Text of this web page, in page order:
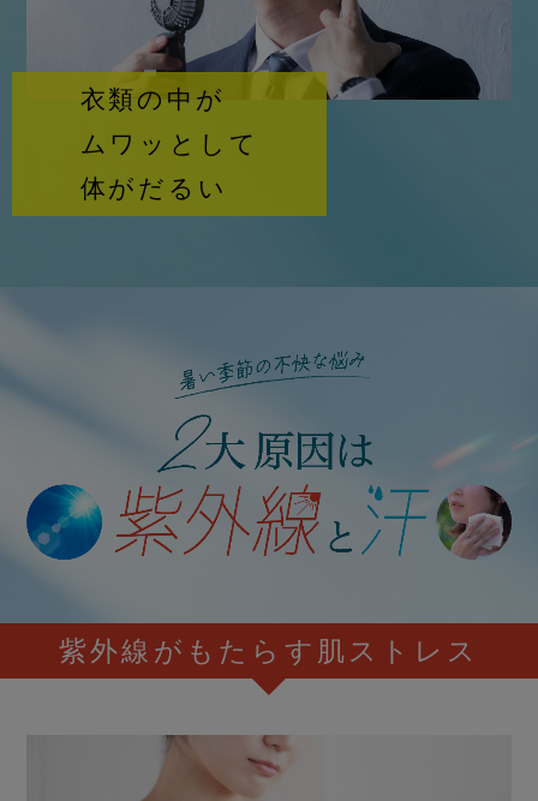
衣類の中が
ムワッとして
体がだるい
紫外線がもたらす肌ストレス